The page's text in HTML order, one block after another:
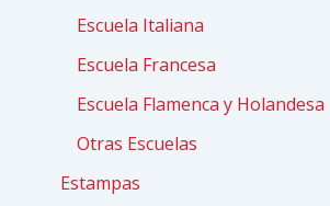
Escuela Italiana
Escuela Francesa
Escuela Flamenca y Holandesa
Otras Escuelas
Estampas